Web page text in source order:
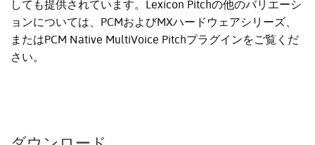
しても提供されています。Lexicon Pitchの他のバリエーシ
ョンについては、PCMおよびMXハードウェアシリーズ、
またはPCM Native MultiVoice Pitchプラグインをご覧くだ
さい。